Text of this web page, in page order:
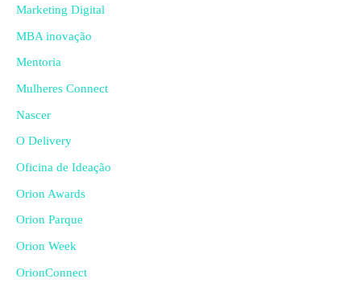
Marketing Digital
MBA inovação
Mentoria
Mulheres Connect
Nascer
O Delivery
Oficina de Ideação
Orion Awards
Orion Parque
Orion Week
OrionConnect